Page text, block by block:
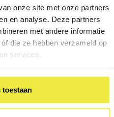
onze site met onze partners
en analyse. Deze partners
met andere informatie
die ze hebben verzameld op
services.
toestaan